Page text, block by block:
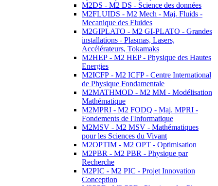
M2DS - M2 DS - Science des données
M2FLUIDS - M2 Mech - Maj. Fluids -
Mecanique des Fluides
M2GIPLATO - M2 GI-PLATO - Grandes
installations - Plasmas, Lasers,
Accélérateurs, Tokamaks
M2HEP - M2 HEP - Physique des Hautes
Energies
M2ICFP - M2 ICFP - Centre International
de Physique Fondamentale
M2MATHMOD - M2 MM - Modélisation
Mathématique
M2MPRI - M2 FODQ - Maj. MPRI -
Fondements de l'Informatique
M2MSV - M2 MSV - Mathématiques
pour les Sciences du Vivant
M2OPTIM - M2 OPT - Optimisation
M2PBR - M2 PBR - Physique par
Recherche
M2PIC - M2 PIC - Projet Innovation
Conception